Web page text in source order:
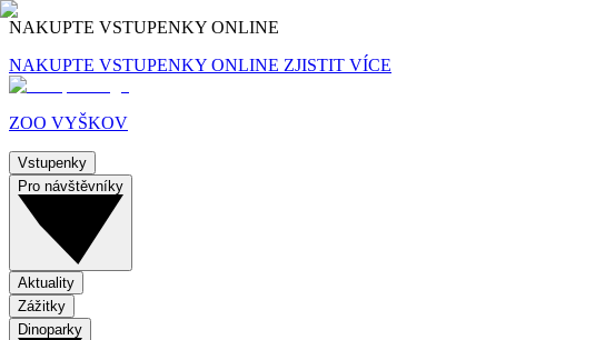
NAKUPTE VSTUPENKY ONLINE
NAKUPTE VSTUPENKY ONLINE ZJISTIT VÍCE
ZOO VYŠKOV
Vstupenky
Pro návštěvníky
Aktuality
Zážitky
Dinoparky